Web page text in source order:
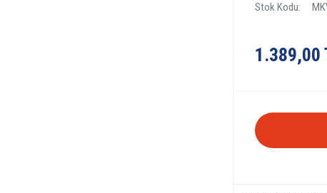
Stok Kodu
1.389,00